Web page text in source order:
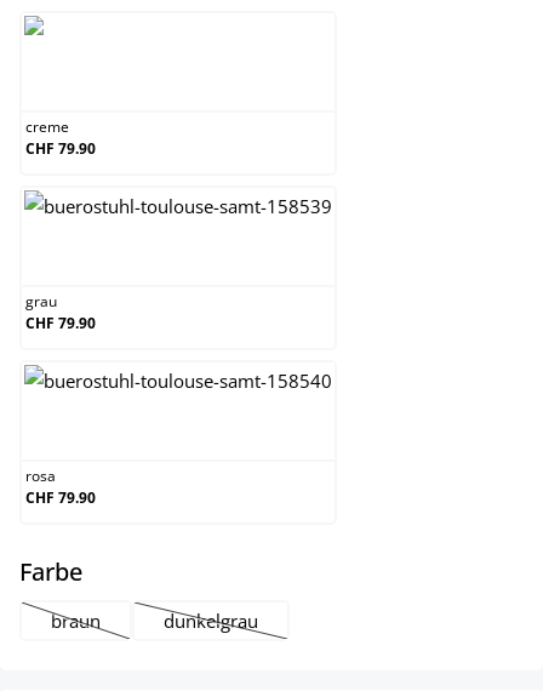
creme
CHF 79.90
grau
CHF 79.90
rosa
CHF 79.90
Farbeauswählen
braun
(Diese Option ist zurzeit nicht verfügbar.)
dunkelgrau
(Diese Option ist zurzeit nicht verfügbar.)